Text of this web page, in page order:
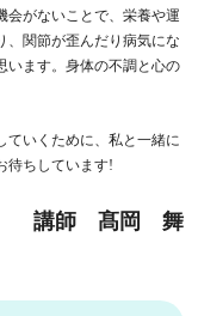
会がないことで、栄養や運
、関節が歪んだり病気にな
います。身体の不調と心の
ていくために、私と一緒に
待ちしています!
講師 髙岡 舞